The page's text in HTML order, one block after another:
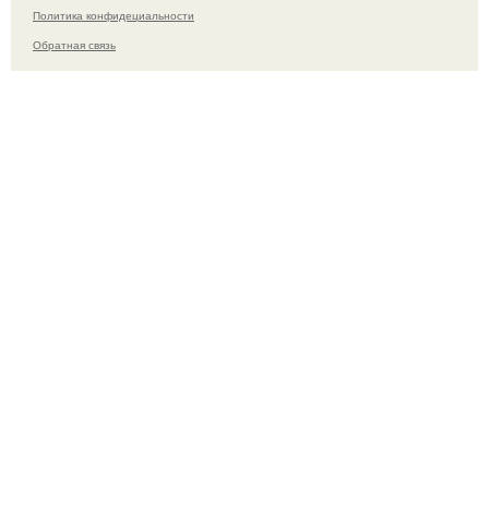
Политика конфидециальности
Обратная связь